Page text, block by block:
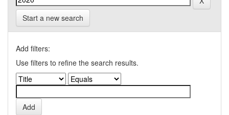
Start a new search
Add filters:
Use filters to refine the search results.